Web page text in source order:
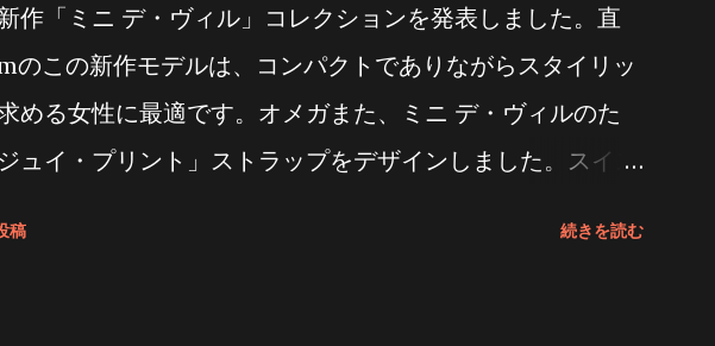
ムーブメントと同様に、3285ムーブメントもスイス時計公
）認定を受けています。銀、銅、プラチナ、パラジウムを
合することで、イエローゴールド、ピンクゴールド、ホワ
いった様々な18金の成分を抽出できます。すべての原材料
高い金属から作られています。金の成型前には、高度な設
作「ミニ デ・ヴィル」コレクションを発表しました。直
のこの新作モデルは、コンパクトでありながらスタイリッ
める女性に最適です。オメガまた、ミニ デ・ヴィルのた
ュイ・プリント」ストラップをデザインしました。スイス
稿 続きを読む